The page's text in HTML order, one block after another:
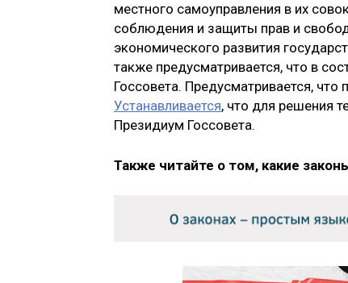
местного самоуправления в их
соблюдения и защиты прав и
экономического развития
также предусматривается, что в
Госсовета. Предусматривается, что
Устанавливается, что для решения
Президиум Госсовета.
Также читайте о том, какие